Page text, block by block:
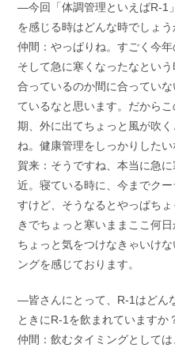
―今回「体調管理といえばR-1
を感じる時はどんな時でしょう
仲間：やっぱりね。すごく今
そして急に寒くなったなとい
合っているのか間に合ってい
ているなと思います。だから
期、外に出てちょっと風が吹
ね。健康管理をしっかりしたい
賀来：そうですね、本当に急
近。寝ている時に、今までク
すけど、そうなるとやっぱち
きでちょっと寒いままここ何
ちょっと気をつけなきゃいけ
ングを感じております。
―皆さんにとって、R-1はどん
ときにR-1を飲まれていますか
仲間：飲むタイミングとして